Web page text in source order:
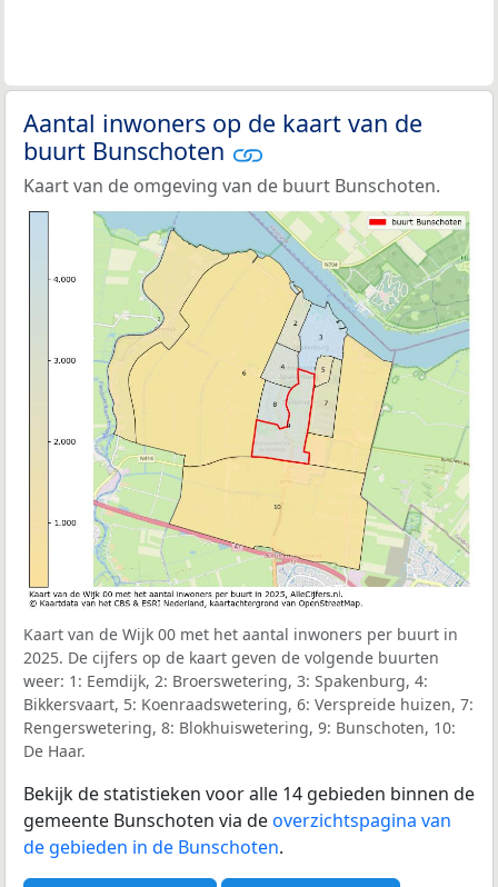
Aantal inwoners op de kaart van de
buurt Bunschoten
Kaart van de omgeving van de buurt Bunschoten.
Kaart van de Wijk 00 met het aantal inwoners per buurt in
2025. De cijfers op de kaart geven de volgende buurten
weer: 1: Eemdijk, 2: Broerswetering, 3: Spakenburg, 4:
Bikkersvaart, 5: Koenraadswetering, 6: Verspreide huizen, 7:
Rengerswetering, 8: Blokhuiswetering, 9: Bunschoten, 10:
De Haar.
Bekijk de statistieken voor alle 14 gebieden binnen de
gemeente Bunschoten via deoverzichtspagina van
de gebieden in de Bunschoten.